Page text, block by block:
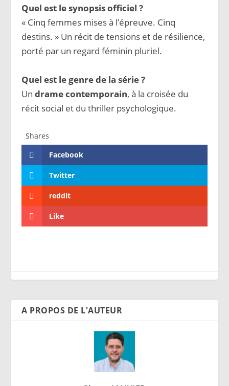
Quel est le synopsis officiel ?
« Cinq femmes mises à l’épreuve. Cinq
destins. » Un récit de tensions et de résilience,
porté par un regard féminin pluriel.
Quel est le genre de la série ?
Undrame contemporain, à la croisée du
récit social et du thriller psychologique.
Shares
Facebook
Twitter
reddit
Like
A PROPOS DE L'AUTEUR